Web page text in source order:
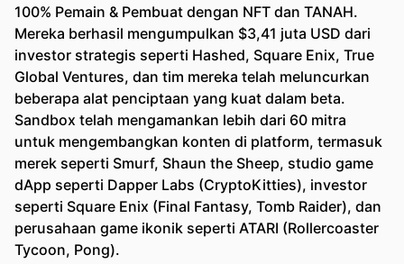
100% Pemain & Pembuat dengan NFT dan TANAH.
Mereka berhasil mengumpulkan $3,41 juta USD dari
investor strategis seperti Hashed, Square Enix, True
Global Ventures, dan tim mereka telah meluncurkan
beberapa alat penciptaan yang kuat dalam beta.
Sandbox telah mengamankan lebih dari 60 mitra
untuk mengembangkan konten di platform, termasuk
merek seperti Smurf, Shaun the Sheep, studio game
dApp seperti Dapper Labs (CryptoKitties), investor
seperti Square Enix (Final Fantasy, Tomb Raider), dan
perusahaan game ikonik seperti ATARI (Rollercoaster
Tycoon, Pong).